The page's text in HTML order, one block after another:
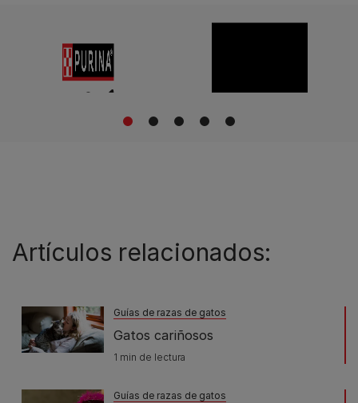
1 2 3 4 5
Artículos relacionados:
Guías de razas de gatos
Gatos cariñosos
1 min de lectura
Guías de razas de gatos